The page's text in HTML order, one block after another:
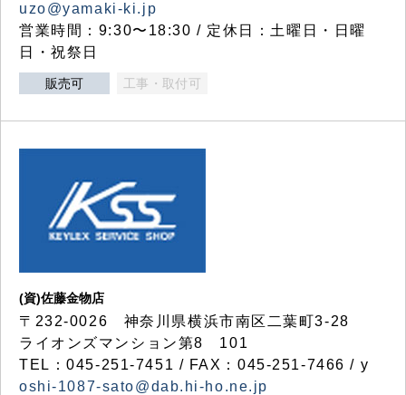
uzo@yamaki-ki.jp
営業時間：9:30〜18:30 / 定休日：土曜日・日曜
日・祝祭日
販売可 工事・取付可
(資)佐藤金物店
〒232-0026 神奈川県横浜市南区二葉町3-28
ライオンズマンション第8 101
TEL：045-251-7451 / FAX：045-251-7466 / y
oshi-1087-sato@dab.hi-ho.ne.jp